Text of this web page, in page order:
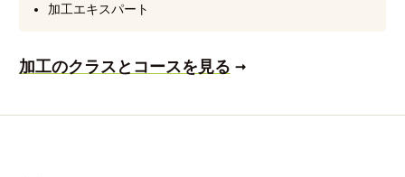
加工エキスパート
加工のクラスとコースを見る